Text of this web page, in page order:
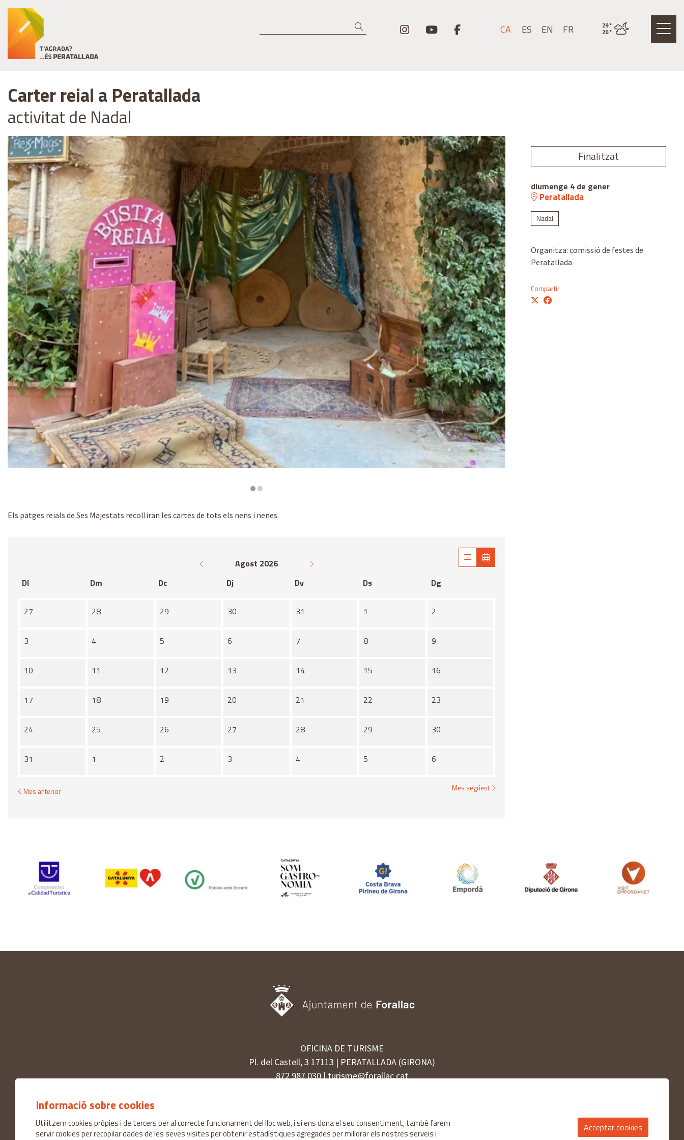
CA ES EN FR
Link a instagram
Link a youtube
Link a facebook Estat actual del
29°
26°
Carter reial a Peratallada
activitat de Nadal
Finalitzat
diumenge 4 de gener
Peratallada
Nadal
Organitza: comissió de festes de
Peratallada
Compartir
Els patges reials de Ses Majestats recolliran les cartes de tots els nens i nenes.
Agost 2026
Dl
Dm Dc Dj Dv Ds
Dg
No hi ha cap activitat aquest mes
27 28 29 30 31 1 2
3 4 5 6 7 8 9
10 11 12 13 14 15 16
17 18 19 20 21 22 23
24 25 26 27 28 29 30
31 1 2 3 4 5 6
Mes anterior Mes següent
OFICINA DE TURISME
Pl. del Castell, 3 17113 | PERATALLADA (GIRONA)
872 987 030 | turisme@forallac.cat
Informació sobre cookies
Utilitzem cookies pròpies i de tercers per al correcte funcionament del lloc web, i si ens dona el seu consentiment, també farem
servir cookies per recopilar dades de les seves visites per obtenir estadístiques agregades per millorar els nostres serveis i
Acceptar cookies